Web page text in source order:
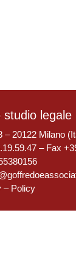
studio legale
– 20122 Milano
– Fax
– Policy